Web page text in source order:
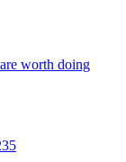
worth doing